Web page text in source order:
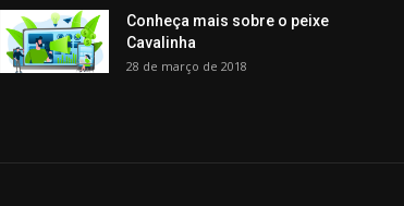
Conheça mais sobre o peixe
Cavalinha
28 de março de 2018